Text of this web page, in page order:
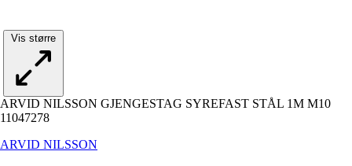
Vis større
ARVID NILSSON GJENGESTAG SYREFAST STÅL 1M M10
11047278
ARVID NILSSON